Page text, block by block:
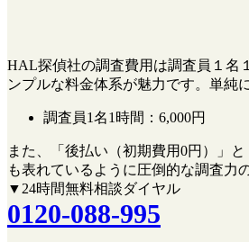
HAL探偵社の調査費用は調査員１名
ンプルな料金体系が魅力です。単純
調査員1名1時間： 6,000円
また、 「後払い（初期費用0円）」 と
も表れているように圧倒的な調査力
▼24時間無料相談ダイヤル
0120-088-995